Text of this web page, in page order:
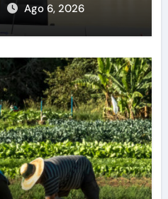
Ago 6, 2026